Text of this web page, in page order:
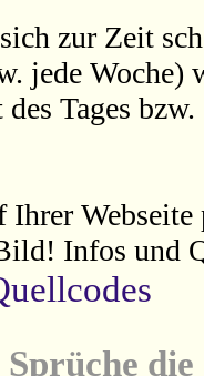
zur Zeit
jede
Tages
Webseite
Infos und
die